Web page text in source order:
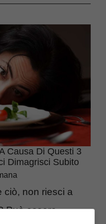
Causa Di Questi 3
Dimagrisci Subito
ciò, non riesci a
Può essere